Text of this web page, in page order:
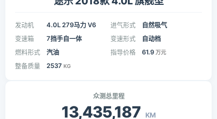
发动机 4.0L 279马力 V6 进气形式
自然吸气
变速箱
7挡手自一体 变速形式
自动档
燃料形式
汽油 指导价格 61.9 万元
整备质量 2537 KG
众测总里程
13,435,187 KM